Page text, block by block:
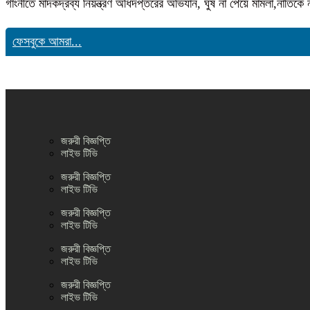
গাংনীতে মাদকদ্রব্য নিয়ন্ত্রণ অধিদপ্তরের অভিযান, ঘুষ না পেয়ে
ফেসবুকে আমরা...
জরুরী বিজ্ঞপ্তি
লাইভ টিভি
জরুরী বিজ্ঞপ্তি
লাইভ টিভি
জরুরী বিজ্ঞপ্তি
লাইভ টিভি
জরুরী বিজ্ঞপ্তি
লাইভ টিভি
জরুরী বিজ্ঞপ্তি
লাইভ টিভি